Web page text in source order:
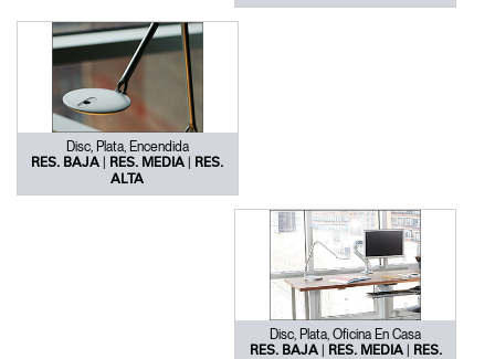
Disc, Plata, Encendida
RES. BAJA | RES. MEDIA | RES.
ALTA
Disc, Plata, Oficina En Casa
RES. BAJA | RES. MEDIA | RES.